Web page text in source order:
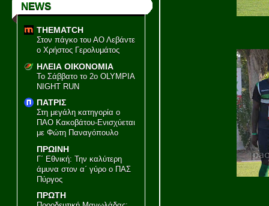
NEWS
THEMATCH
Στον πάγκο του ΑΟ Λεβάντε
ο Χρήστος Γερολυμάτος
ΗΛΕΙΑ ΟΙΚΟΝΟΜΙΑ
Το Σάββατο το 2ο OLYMPIA
NIGHT RUN
ΠΑΤΡΙΣ
Στη μεγάλη κατηγορία ο
ΠΑΟ Κακοβάτου-Ενισχύεται
με Φώτη Παναγόπουλο
ΠΡΩΙΝΗ
Γ΄ Εθνική: Την καλύτερη
άμυνα στον α΄ γύρο ο ΠΑΣ
Πύργος
ΠΡΩΤΗ